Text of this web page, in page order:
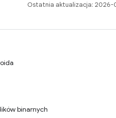
Ostatnia aktualizacja: 2026-
binarnych